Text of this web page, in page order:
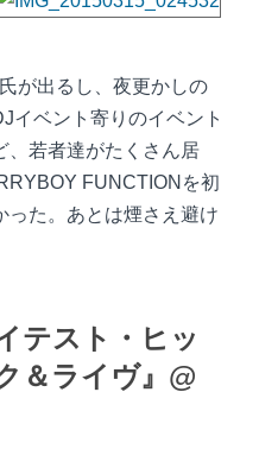
が出るし、夜更かしの
イベント寄りのイベント
、若者達がたくさん居
FUNCTIONを初
った。あとは煙さえ避け
テスト・ヒッ
＆ライヴ』@